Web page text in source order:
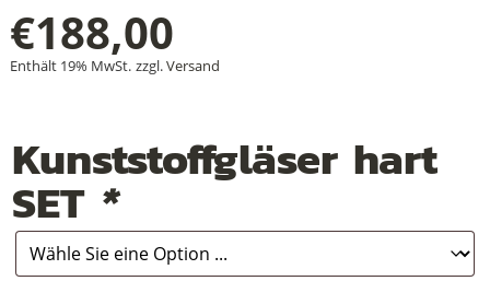
€188,00
Enthält 19% MwSt. zzgl.Versand
Kunststoffgläser hart
SET *